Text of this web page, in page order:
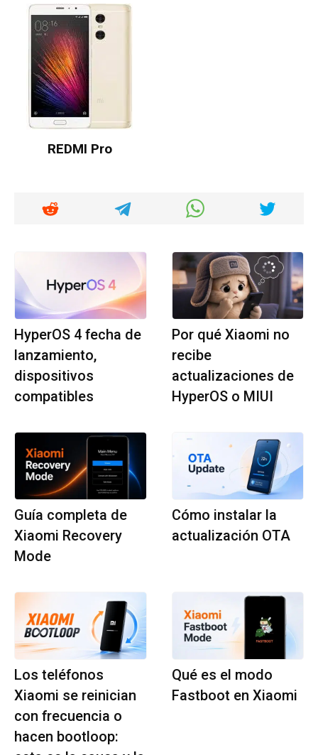
REDMI Pro
HyperOS 4 fecha de
lanzamiento,
dispositivos
compatibles
Por qué Xiaomi no
recibe
actualizaciones de
HyperOS o MIUI
Guía completa de
Xiaomi Recovery
Mode
Cómo instalar la
actualización OTA
Los teléfonos
Xiaomi se reinician
con frecuencia o
hacen bootloop:
Qué es el modo
Fastboot en Xiaomi